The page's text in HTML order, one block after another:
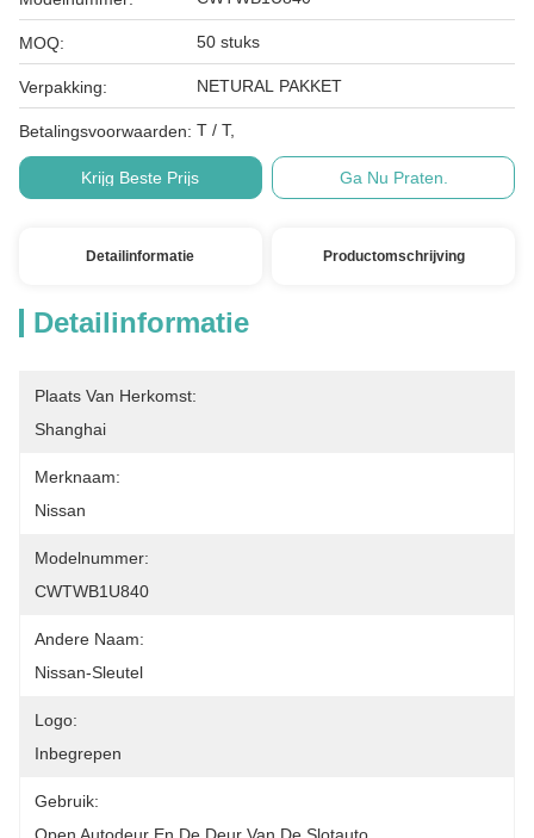
MOQ: 50 stuks
Verpakking: NETURAL PAKKET
Betalingsvoorwaarden: T / T,
Krijg Beste Prijs Ga Nu Praten.
Detailinformatie Productomschrijving
Detailinformatie
Plaats Van Herkomst:
Shanghai
Merknaam:
Nissan
Modelnummer:
CWTWB1U840
Andere Naam:
Nissan-Sleutel
Logo:
Inbegrepen
Gebruik: